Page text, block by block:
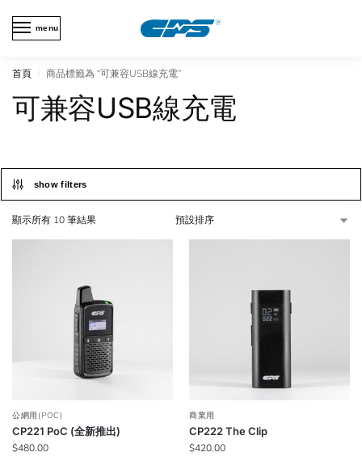
menu
首頁 / 商品標籤為 “可兼容USB線充電”
可兼容USB線充電
show filters
顯示所有 10 筆結果
公網用(POC)
CP221 PoC (全新推出)
$480.00
商業用
CP222 The Clip
$420.00